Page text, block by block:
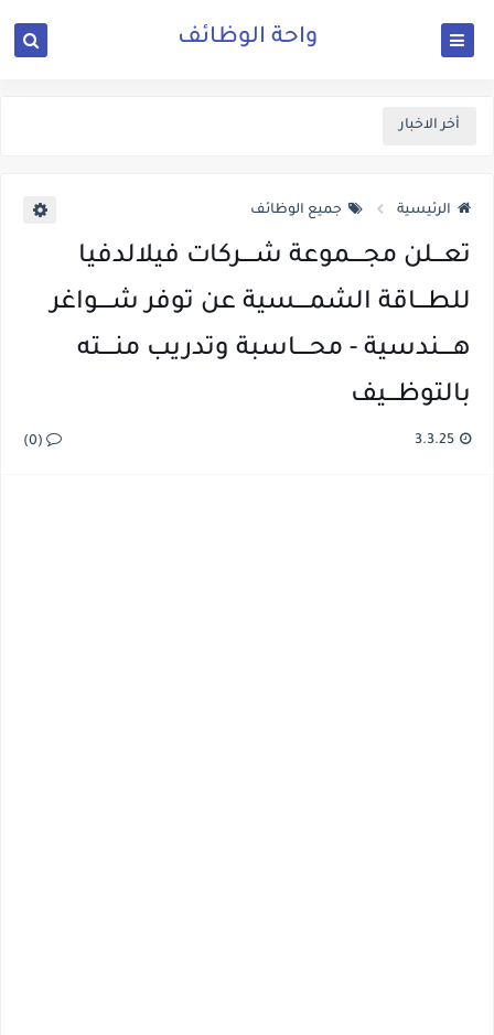
واحة الوظائف
أخر الاخبار
الرئيسية جميع الوظائف
تعـــلن مجــــموعة شــــركات فيلالدفيا
للطـــاقة الشمــــسية عن توفر شــــواغر
هــــندسية - محــــاسبة وتدريب منــــته
بالتوظـــيف
(0)